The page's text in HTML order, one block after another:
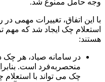
وجه حامل ممنوع شد.
با این اتفاق، تغییرات مهمی در
استعلام چک ایجاد شد که مهم
هستند:
در سامانه صیاد، هر چک
منحصربه‌فرد است.
چک می تواند با